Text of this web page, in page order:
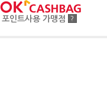
포인트사용 가맹점 ?